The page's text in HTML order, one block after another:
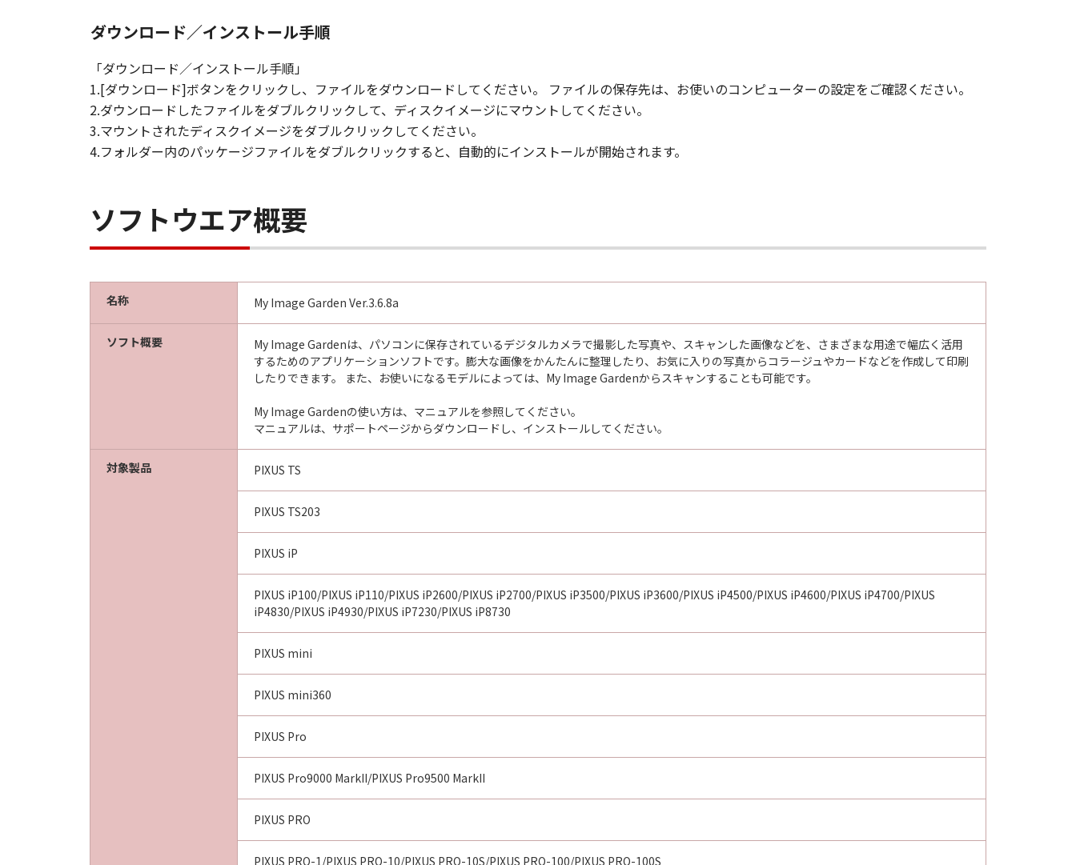
ダウンロード／インストール手順
「ダウンロード／インストール手順」
1.[ダウンロード]ボタンをクリックし、ファイルをダウンロードしてください。 ファイルの保存先は、お使いのコンピューターの設定をご確認ください。
2.ダウンロードしたファイルをダブルクリックして、ディスクイメージにマウントしてください。
3.マウントされたディスクイメージをダブルクリックしてください。
4.フォルダー内のパッケージファイルをダブルクリックすると、自動的にインストールが開始されます。
ソフトウエア概要
名称 My Image Garden Ver.3.6.8a
ソフト概要
My Image Gardenは、パソコンに保存されているデジタルカメラで撮影した写真や、スキャンした画像などを、さまざまな用途で幅広く活用
するためのアプリケーションソフトです。膨大な画像をかんたんに整理したり、お気に入りの写真からコラージュやカードなどを作成して印刷
したりできます。 また、お使いになるモデルによっては、My Image Gardenからスキャンすることも可能です。
My Image Gardenの使い方は、マニュアルを参照してください。
マニュアルは、サポートページからダウンロードし、インストールしてください。
対象製品 PIXUS TS
PIXUS TS203
PIXUS iP
PIXUS iP100/PIXUS iP110/PIXUS iP2600/PIXUS iP2700/PIXUS iP3500/PIXUS iP3600/PIXUS iP4500/PIXUS iP4600/PIXUS iP4700/PIXUS
iP4830/PIXUS iP4930/PIXUS iP7230/PIXUS iP8730
PIXUS mini
PIXUS mini360
PIXUS Pro
PIXUS Pro9000 MarkII/PIXUS Pro9500 MarkII
PIXUS PRO
PIXUS PRO-1/PIXUS PRO-10/PIXUS PRO-10S/PIXUS PRO-100/PIXUS PRO-100S